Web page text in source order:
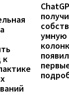
к
умную